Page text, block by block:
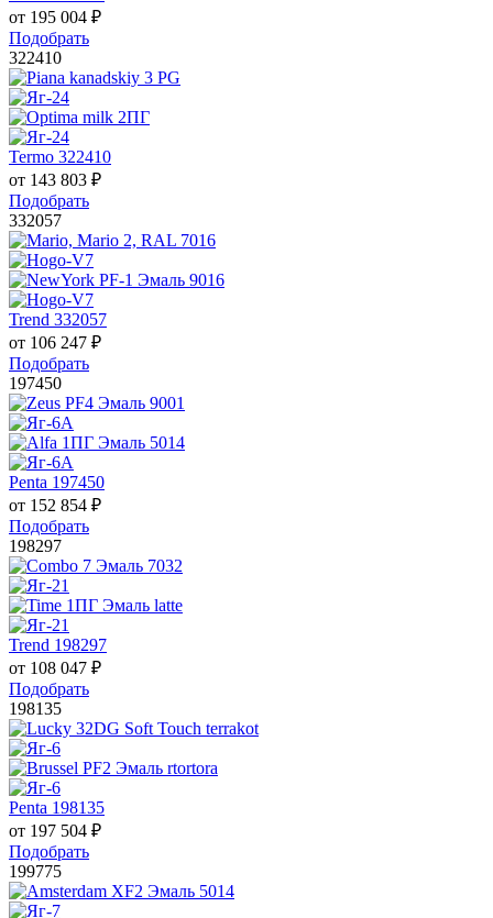
от 195 004 ₽
Подобрать
322410
Termo 322410
от 143 803 ₽
Подобрать
332057
Trend 332057
от 106 247 ₽
Подобрать
197450
Penta 197450
от 152 854 ₽
Подобрать
198297
Trend 198297
от 108 047 ₽
Подобрать
198135
Penta 198135
от 197 504 ₽
Подобрать
199775